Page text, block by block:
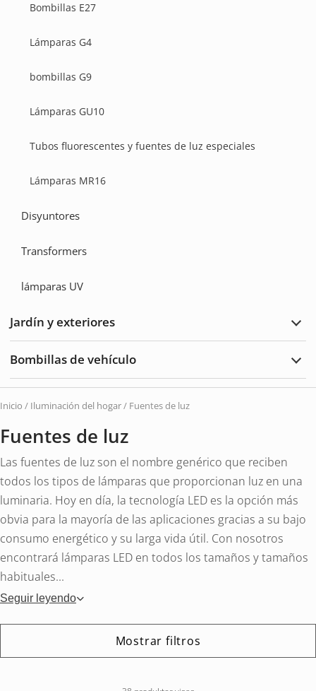
Bombillas E27
Lámparas G4
bombillas G9
Lámparas GU10
Tubos fluorescentes y fuentes de luz especiales
Lámparas MR16
Disyuntores
Transformers
lámparas UV
Jardín y exteriores
Bombillas de vehículo
de
Inicio / Iluminación del hogar/ Fuentes de luz
Fuentes de luz
Las fuentes de luz son el nombre genérico que reciben
todos los tipos de lámparas que proporcionan luz en una
luminaria. Hoy en día, la tecnología LED es la opción más
obvia para la mayoría de las aplicaciones gracias a su bajo
consumo energético y su larga vida útil. Con nosotros
encontrará lámparas LED en todos los tamaños y tamaños
habituales...
Seguir leyendo
Mostrar filtros